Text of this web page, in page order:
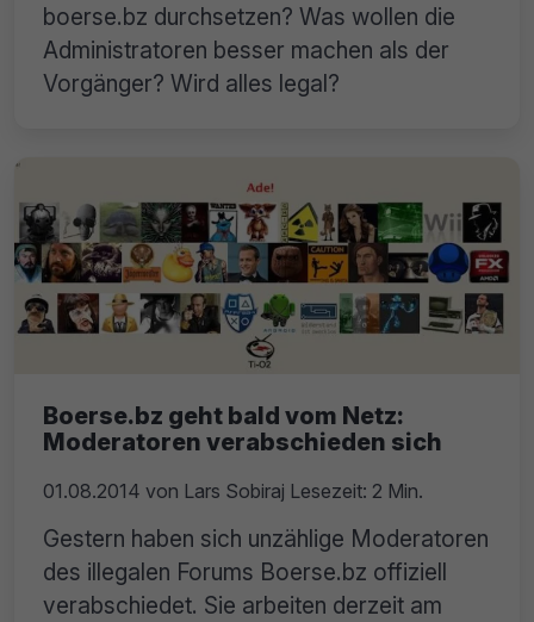
boerse.bz durchsetzen? Was wollen die
Administratoren besser machen als der
Vorgänger? Wird alles legal?
Boerse.bz geht bald vom Netz:
Moderatoren verabschieden sich
01.08.2014 von Lars Sobiraj Lesezeit: 2 Min.
Gestern haben sich unzählige Moderatoren
des illegalen Forums Boerse.bz offiziell
verabschiedet. Sie arbeiten derzeit am